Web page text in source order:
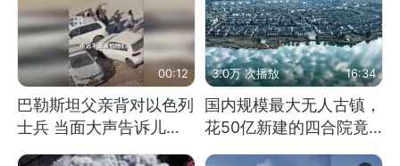
00:12
巴勒斯坦父亲背对以色列
士兵 当面大声告诉儿
3.0万 次播放 16:34
国内规模最大无人古镇，
花50亿新建的四合院竟